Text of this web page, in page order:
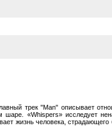
трек "Man" описывает
«Whispers» исследует
жизнь человека,